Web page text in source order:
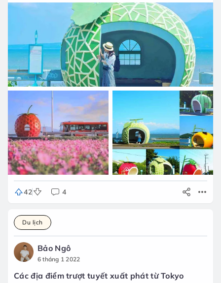
42 4
Du lịch
Bảo Ngô
6 tháng 1 2022
Các địa điểm trượt tuyết xuất phát từ Tokyo